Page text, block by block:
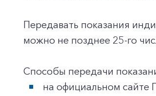
Заказать
Передавать показания
можно не позднее 25-го
Способы передачи
на официальном сайте